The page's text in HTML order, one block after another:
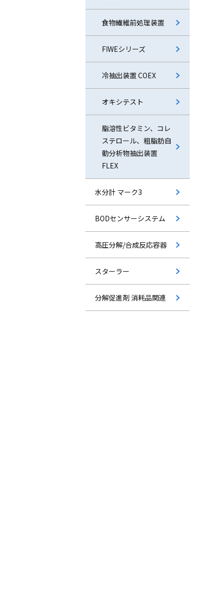
食物繊維前処理装置
FIWEシリーズ
冷抽出装置 COEX
オキシテスト
脂溶性ビタミン、コレ
ステロール、粗脂肪自
動分析物抽出装置
FLEX
水分計 マーク3
BODセンサーシステム
⾼圧分解/合成反応容器
スターラー
分解促進剤 消耗品関連